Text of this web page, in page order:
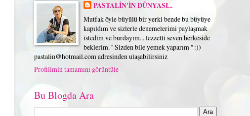
PASTALİN'İN DÜNYASI...
Mutfak öyle büyülü bir yerki bende bu büyüye
kapıldım ve sizlerle denemelerimi paylaşmak
istedim ve burdayım... lezzetti seven herkeside
beklerim. '' Sizden bile yemek yaparım '' :))
pastalin@hotmail.com adresinden ulaşabilirsiniz
Profilimin tamamını görüntüle
Bu Blogda Ara